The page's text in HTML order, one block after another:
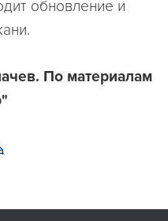
обновление и
По материалам